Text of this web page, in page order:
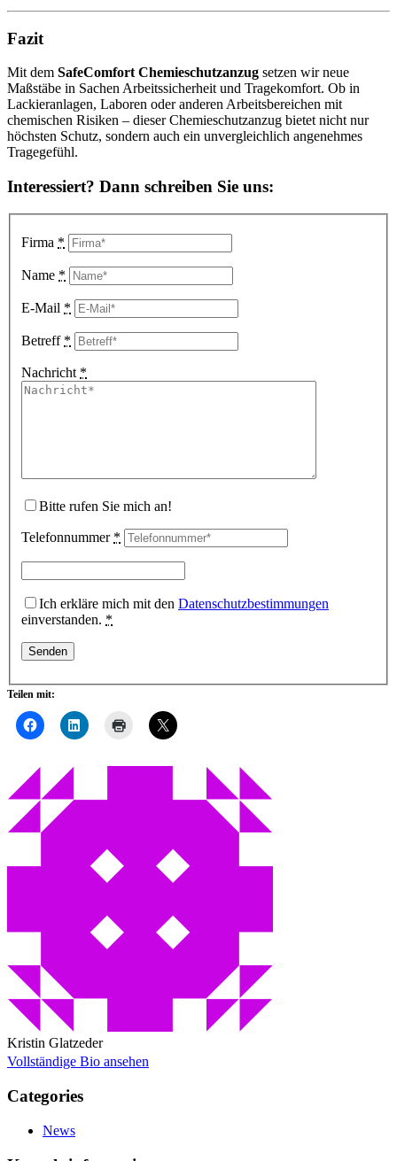
Fazit
Mit dem SafeComfort Chemieschutzanzug setzen wir neue
Maßstäbe in Sachen Arbeitssicherheit und Tragekomfort. Ob in
Lackieranlagen, Laboren oder anderen Arbeitsbereichen mit
chemischen Risiken – dieser Chemieschutzanzug bietet nicht nur
höchsten Schutz, sondern auch ein unvergleichlich angenehmes
Tragegefühl.
Interessiert? Dann schreiben Sie uns:
Firma *
Name *
E-Mail *
Betreff *
Nachricht *
Bitte rufen Sie mich an!
Telefonnummer *
Ich erkläre mich mit den Datenschutzbestimmungen
einverstanden. *
Teilen mit:
Kristin Glatzeder
Vollständige Bio ansehen
Categories
News